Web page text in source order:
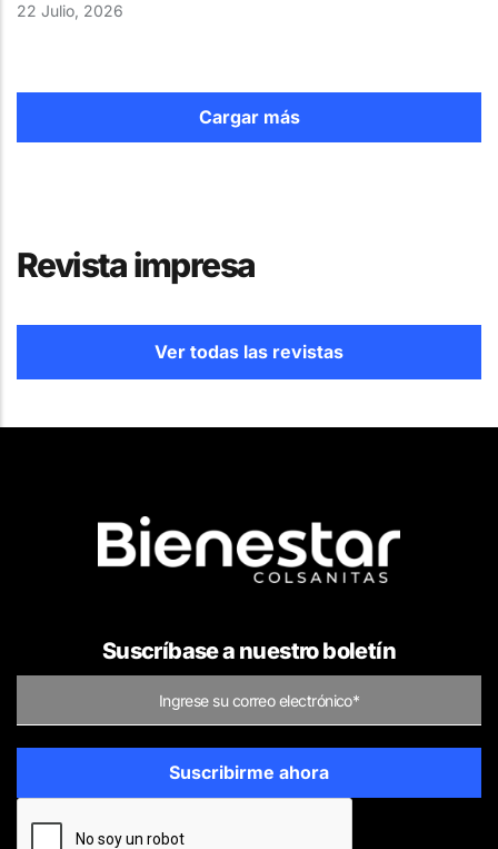
22 Julio, 2026
Cargar más
Revista impresa
Ver todas las revistas
Suscríbase a nuestro boletín